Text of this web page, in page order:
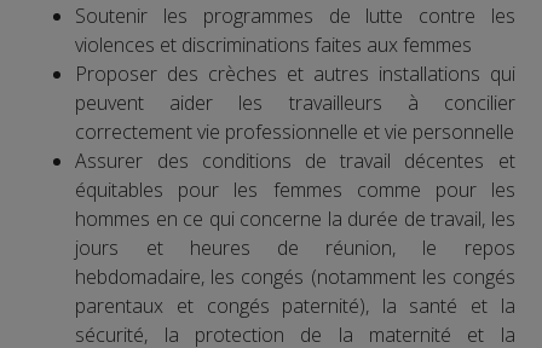
Soutenir les programmes de lutte contre les
violences et discriminations faites aux femmes
Proposer des crèches et autres installations qui
peuvent aider les travailleurs à concilier
correctement vie professionnelle et vie personnelle
Assurer des conditions de travail décentes et
équitables pour les femmes comme pour les
hommes en ce qui concerne la durée de travail, les
jours et heures de réunion, le repos
hebdomadaire, les congés (notamment les congés
parentaux et congés paternité), la santé et la
sécurité, la protection de la maternité et la